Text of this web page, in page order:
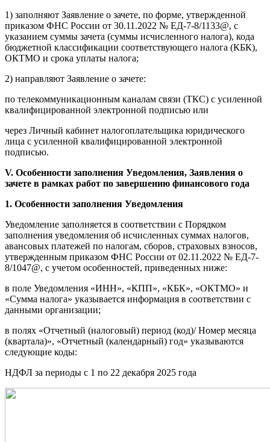
1) заполняют Заявление о зачете, по форме, утвержденной
приказом ФНС России от 30.11.2022 № ЕД-7-8/1133@, с
указанием суммы зачета (суммы исчисленного налога), кода
бюджетной классификации соответствующего налога (КБК),
ОКТМО и срока уплаты налога;
2) направляют Заявление о зачете:
по телекоммуникационным каналам связи (ТКС) с усиленной
квалифицированной электронной подписью или
через Личный кабинет налогоплательщика юридического
лица с усиленной квалифицированной электронной
подписью.
V. Особенности заполнения Уведомления, Заявления о
зачете в рамках работ по завершению финансового года
1. Особенности заполнения Уведомления
Уведомление заполняется в соответствии с Порядком
заполнения уведомления об исчисленных суммах налогов,
авансовых платежей по налогам, сборов, страховых взносов,
утвержденным приказом ФНС России от 02.11.2022 № ЕД-7-
8/1047@, с учетом особенностей, приведенных ниже:
в поле Уведомления «ИНН», «КПП», «КБК», «ОКТМО» и
«Сумма налога» указывается информация в соответствии с
данными организации;
в полях «Отчетный (налоговый) период (код)/ Номер месяца
(квартала)», «Отчетный (календарный) год» указываются
следующие коды:
НДФЛ за периоды с 1 по 22 декабря 2025 года